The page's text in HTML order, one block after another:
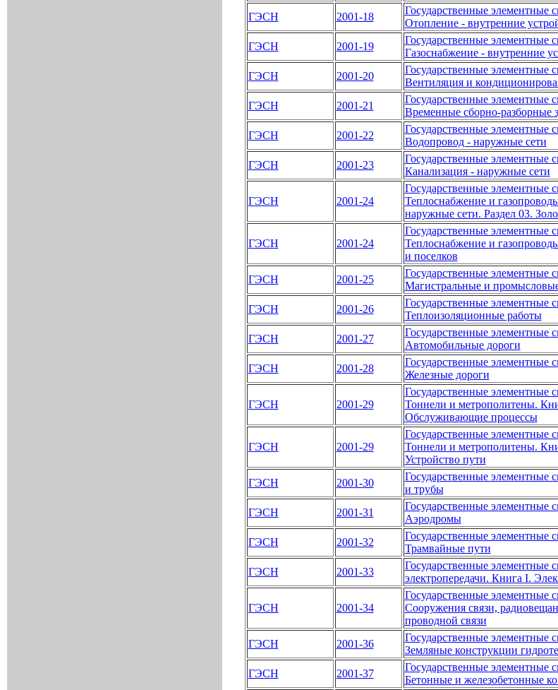
ГЭСН 2001-18
Государственные элементные
Отопление - внутренние
ГЭСН 2001-19
Государственные элементные
Газоснабжение - внутренние
ГЭСН 2001-20
Государственные элементные
Вентиляция и
ГЭСН 2001-21
Государственные элементные
Временные сборно-разборные
ГЭСН 2001-22
Государственные элементные
Водопровод - наружные сети
ГЭСН 2001-23
Государственные элементные
Канализация - наружные сети
ГЭСН 2001-24
Государственные элементные
Теплоснабжение и
наружные сети. Раздел 03.
ГЭСН 2001-24
Государственные элементные
Теплоснабжение и
и поселков
ГЭСН 2001-25
Государственные элементные
Магистральные и
ГЭСН 2001-26
Государственные элементные
Теплоизоляционные работы
ГЭСН 2001-27
Государственные элементные
Автомобильные дороги
ГЭСН 2001-28
Государственные элементные
Железные дороги
ГЭСН 2001-29
Государственные элементные
Тоннели и метрополитены.
Обслуживающие процессы
ГЭСН 2001-29
Государственные элементные
Тоннели и метрополитены.
Устройство пути
ГЭСН 2001-30
Государственные
и трубы
ГЭСН 2001-31
Государственные элементные
Аэродромы
ГЭСН 2001-32
Государственные элементные
Трамвайные пути
ГЭСН 2001-33
Государственные
электропередачи. Книга I.
ГЭСН 2001-34
Государственные элементные
Сооружения связи,
проводной связи
ГЭСН 2001-36
Государственные элементные
Земляные конструкции
ГЭСН 2001-37
Государственные элементные
Бетонные и железобетонные